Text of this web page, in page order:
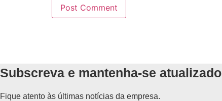
Subscreva e mantenha-se atualizado
Fique atento às últimas notícias da empresa.